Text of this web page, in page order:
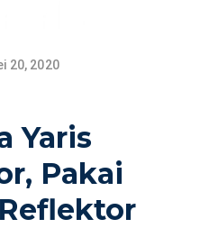
20, 2020
Yaris
Pakai